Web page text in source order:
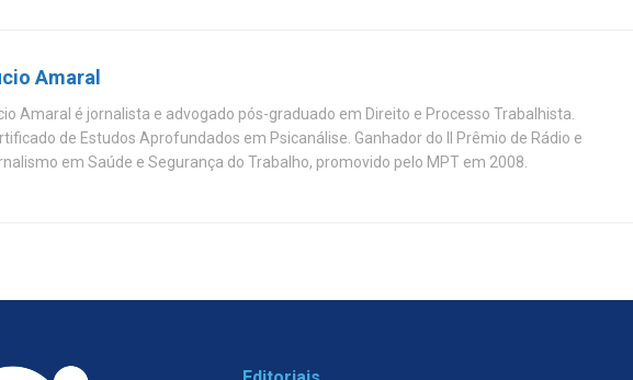
Amaral
Amaral é jornalista e advogado pós-graduado em Direito e Processo Trabalhista.
de Estudos Aprofundados em Psicanálise. Ganhador do II Prêmio de Rádio e
em Saúde e Segurança do Trabalho, promovido pelo MPT em 2008.